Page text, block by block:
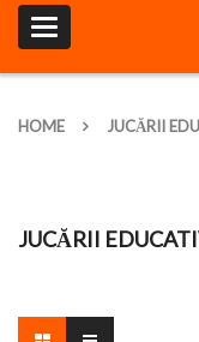
Toggle
navigation
HOME JUCĂRII
JUCĂRII